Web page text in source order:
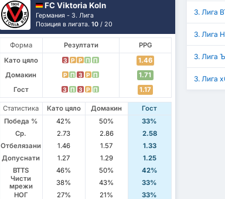
FC Viktoria Koln
Германия - 3. Лига
Позиция в лигата.10 / 20
Форма Резултати
PPG
Като цяло
З P P П П
1.46
Домакин
P П З P П
1.71
Гост
З П З P П 1.17
Статистика Като цяло Домакин
Гост
Победа %
42% 50%
33%
Ср.
2.73 2.86
2.58
Отбелязани
1.46 1.57
1.33
Допуснати
1.27 1.29
1.25
BTTS
46% 50%
42%
Чисти
мрежи
38% 43%
33%
НОГ
27% 21%
33%
3. Лига
3. Лига
3. Лига
3. Лига